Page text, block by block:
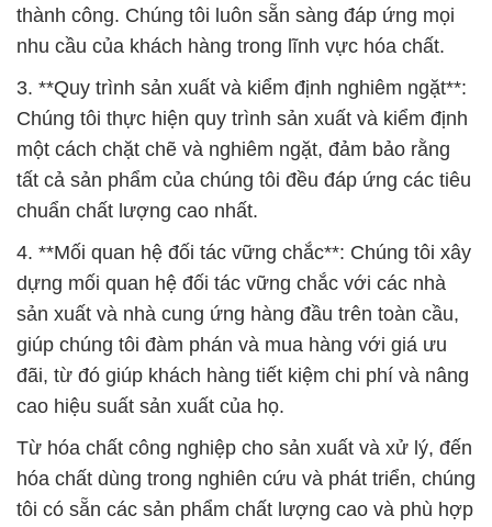
một cách chặt chẽ và nghiêm ngặt, đảm bảo rằng
tất cả sản phẩm của chúng tôi đều đáp ứng các tiêu
chuẩn chất lượng cao nhất.
4. **Mối quan hệ đối tác vững chắc**: Chúng tôi xây
dựng mối quan hệ đối tác vững chắc với các nhà
sản xuất và nhà cung ứng hàng đầu trên toàn cầu,
giúp chúng tôi đàm phán và mua hàng với giá ưu
đãi, từ đó giúp khách hàng tiết kiệm chi phí và nâng
cao hiệu suất sản xuất của họ.
Từ hóa chất công nghiệp cho sản xuất và xử lý, đến
hóa chất dùng trong nghiên cứu và phát triển, chúng
tôi có sẵn các sản phẩm chất lượng cao và phù hợp
với nhiều ứng dụng khác nhau. Khách hàng của
chúng tôi luôn yên tâm về nguồn cung cấp hóa chất
liên tục và đáng tin cậy, giúp họ tối ưu hóa quy trình
sản xuất và đạt được hiệu suất tốt nhất.